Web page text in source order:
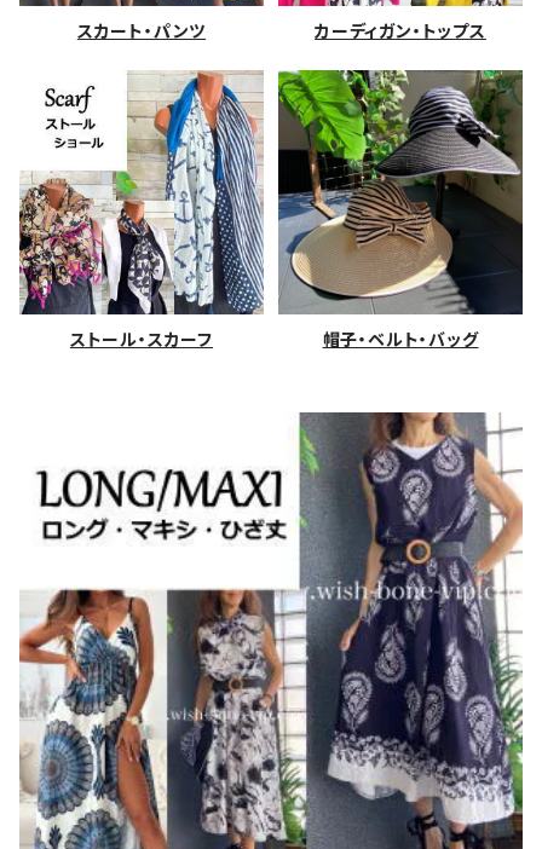
スカート・パンツ カーディガン・トップス
ストール・スカーフ 帽子・ベルト・バッグ